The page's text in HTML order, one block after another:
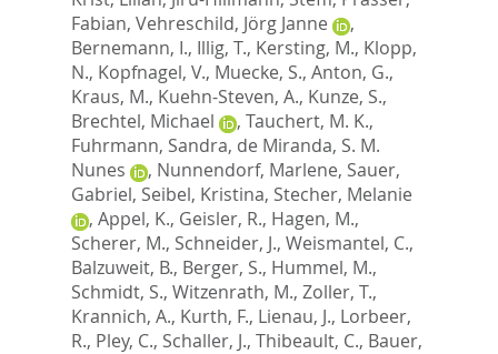
Fabian, Vehreschild, Jörg Janne
,
Bernemann, I., Illig, T., Kersting, M., Klopp,
N., Kopfnagel, V., Muecke, S., Anton, G.,
Kraus, M., Kuehn-Steven, A., Kunze, S.,
Brechtel, Michael
, Tauchert, M. K.,
Fuhrmann, Sandra, de Miranda, S. M.
Nunes
, Nunnendorf, Marlene, Sauer,
Gabriel, Seibel, Kristina, Stecher, Melanie
, Appel, K., Geisler, R., Hagen, M.,
Scherer, M., Schneider, J., Weismantel, C.,
Balzuweit, B., Berger, S., Hummel, M.,
Schmidt, S., Witzenrath, M., Zoller, T.,
Krannich, A., Kurth, F., Lienau, J., Lorbeer,
R., Pley, C., Schaller, J., Thibeault, C., Bauer,